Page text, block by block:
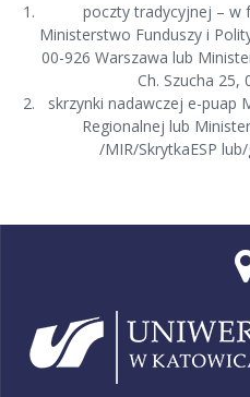
poczty tradycyjnej – w
Ministerstwo Funduszy i
00-926 Warszawa lub
Ch. Szucha 25,
skrzynki nadawczej e-puap
Regionalnej lub
/MIR/SkrytkaESP